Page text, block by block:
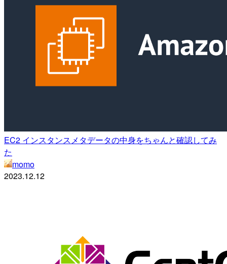
EC2 インスタンスメタデータの中身をちゃんと確認してみ
た
momo
2023.12.12